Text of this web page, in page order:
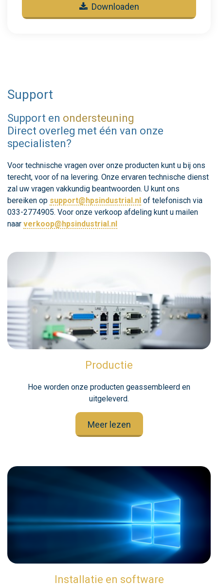
Downloaden
Support
Support en ondersteuning
Direct overleg met één van onze
specialisten?
Voor technische vragen over onze producten kunt u bij ons
terecht, voor of na levering. Onze ervaren technische dienst
zal uw vragen vakkundig beantwoorden. U kunt ons
bereiken op support@hpsindustrial.nl of telefonisch via
033-2774905. Voor onze verkoop afdeling kunt u mailen
naar verkoop@hpsindustrial.nl
Productie
Hoe worden onze producten geassembleerd en
uitgeleverd.
Meer lezen
Installatie en software